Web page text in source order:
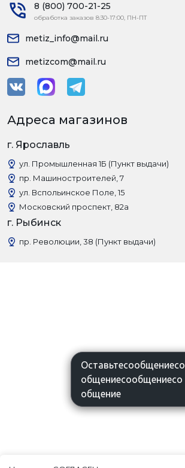
8 (800) 700-21-25
обработка заказов 8:30-17:00, ПН-ПТ
metiz_info@mail.ru
metizcom@mail.ru
Адреса магазинов
г. Ярославль
ул. Промышленная 1Б (Пункт выдачи)
пр. Машиностроителей, 7
ул. Вспольинское Поле, 15
Московский проспект, 82а
г. Рыбинск
пр. Революции, 38 (Пункт выдачи)
Оставьтесообщениесо
общениесообщениесо
общение